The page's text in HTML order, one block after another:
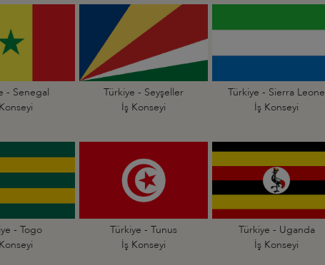
- Senegal
Türkiye - Seyşeller
İş Konseyi
Türkiye - Sierra Leone
İş Konseyi
- Togo
Türkiye - Tunus
İş Konseyi
Türkiye - Uganda
İş Konseyi